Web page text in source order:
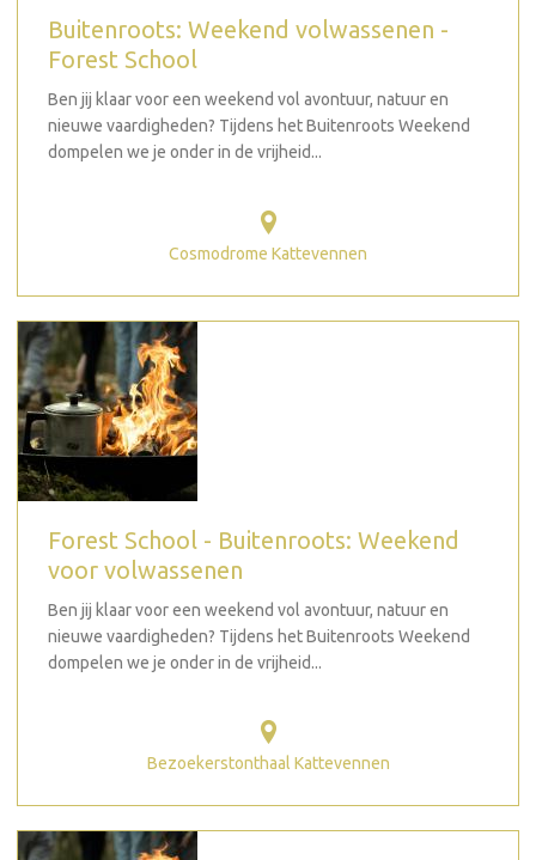
Buitenroots: Weekend volwassenen -
Forest School
Ben jij klaar voor een weekend vol avontuur, natuur en
nieuwe vaardigheden? Tijdens het Buitenroots Weekend
dompelen we je onder in de vrijheid...
Cosmodrome Kattevennen
Forest School - Buitenroots: Weekend
voor volwassenen
Ben jij klaar voor een weekend vol avontuur, natuur en
nieuwe vaardigheden? Tijdens het Buitenroots Weekend
dompelen we je onder in de vrijheid...
Bezoekerstonthaal Kattevennen